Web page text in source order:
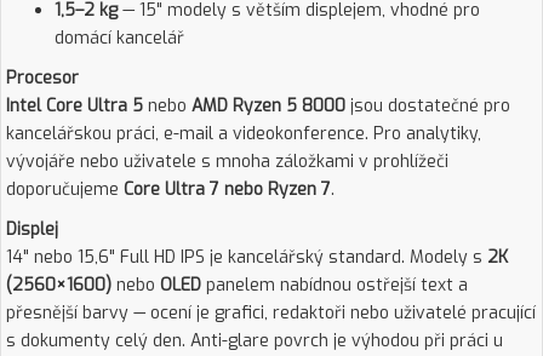
1,5–2 kg— 15" modely s větším displejem, vhodné pro
domácí kancelář
Procesor
Intel Core Ultra 5 nebo AMD Ryzen 5 8000 jsou dostatečné pro
kancelářskou práci, e-mail a videokonference. Pro analytiky,
vývojáře nebo uživatele s mnoha záložkami v prohlížeči
doporučujeme Core Ultra 7 nebo Ryzen 7.
Displej
14" nebo 15,6" Full HD IPS je kancelářský standard. Modely s 2K
(2560×1600) nebo OLED panelem nabídnou ostřejší text a
přesnější barvy — ocení je grafici, redaktoři nebo uživatelé pracující
s dokumenty celý den. Anti-glare povrch je výhodou při práci u